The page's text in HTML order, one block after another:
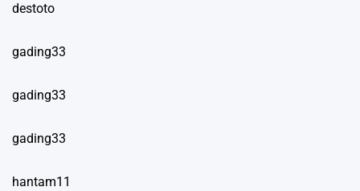
destoto
gading33
gading33
gading33
hantam11